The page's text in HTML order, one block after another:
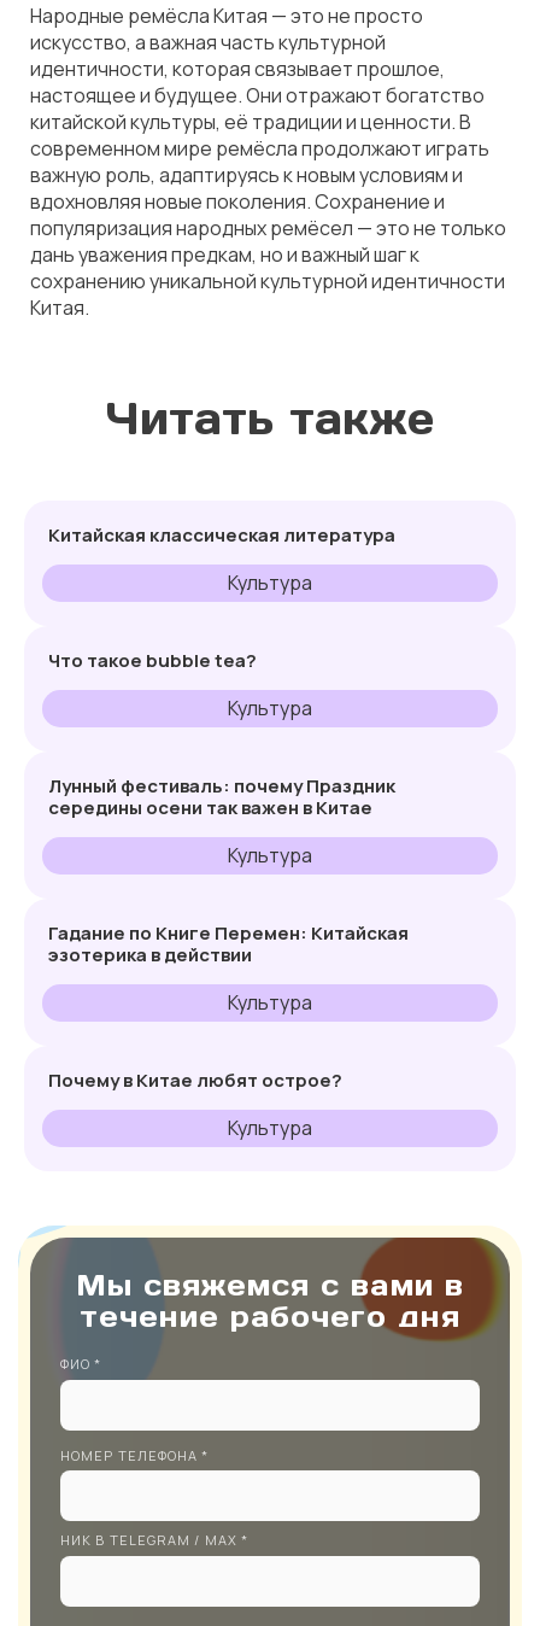
Народные ремёсла Китая — это не просто
искусство, а важная часть культурной
идентичности, которая связывает прошлое,
настоящее и будущее. Они отражают богатство
китайской культуры, её традиции и ценности. В
современном мире ремёсла продолжают играть
важную роль, адаптируясь к новым условиям и
вдохновляя новые поколения. Сохранение и
популяризация народных ремёсел — это не только
дань уважения предкам, но и важный шаг к
сохранению уникальной культурной идентичности
Китая.
Читать также
Китайская классическая литература
Культура
Что такое bubble tea?
Культура
Лунный фестиваль: почему Праздник
середины осени так важен в Китае
Культура
Гадание по Книге Перемен: Китайская
эзотерика в действии
Культура
Почему в Китае любят острое?
Культура
Мы свяжемся с вами в
течение рабочего дня
ФИО *
НОМЕР ТЕЛЕФОНА *
НИК В TELEGRAM / MAX *